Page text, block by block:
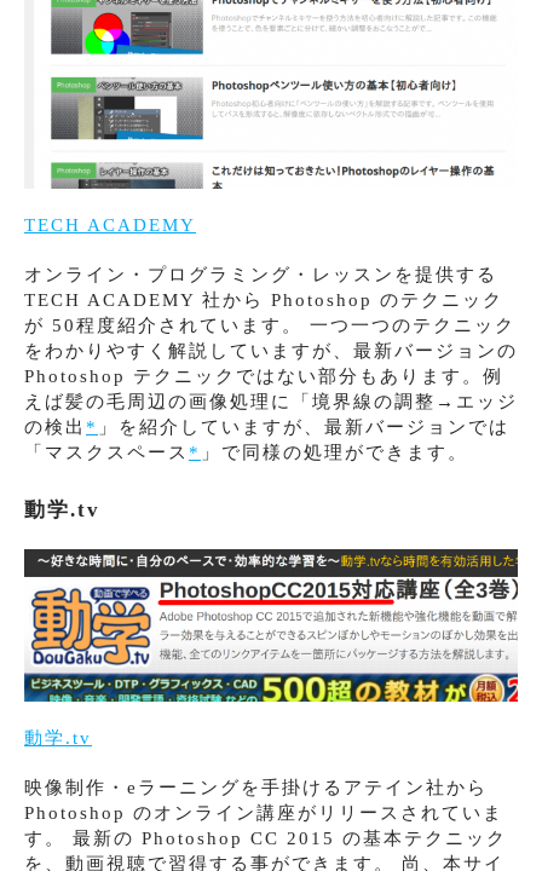
TECH ACADEMY
オンライン・プログラミング・レッスンを提供する
TECH ACADEMY 社から Photoshop のテクニック
が 50程度紹介されています。 一つ一つのテクニック
をわかりやすく解説していますが、最新バージョンの
Photoshop テクニックではない部分もあります。例
えば髪の毛周辺の画像処理に「境界線の調整→エッジ
の検出 * 」を紹介していますが、最新バージョンでは
「マスクスペース * 」で同様の処理ができます。
動学.tv
動学.tv
映像制作・eラーニングを手掛けるアテイン社から
Photoshop のオンライン講座がリリースされていま
す。 最新の Photoshop CC 2015 の基本テクニック
を、動画視聴で習得する事ができます。 尚、本サイ